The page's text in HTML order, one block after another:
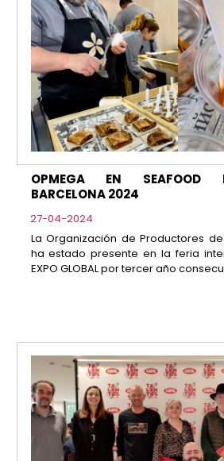
OPMEGA EN SEAFOOD
BARCELONA 2024
27-04-2024
La Organización de Productores
ha estado presente en la feria
EXPO GLOBAL por tercer año